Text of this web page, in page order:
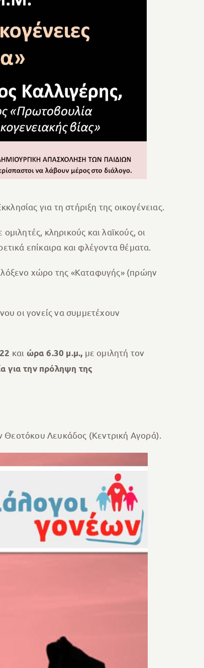
για τη στήριξη της οικογένειας.
κληρικούς και λαϊκούς, οι
επίκαιρα και φλέγοντα θέματα.
χώρο της «Καταφυγής» (πρώην
οι γονείς να συμμετέχουν
και ώρα 6.30 μ.μ., με ομιλητή τον
για την πρόληψη της
Θεοτόκου Λευκάδος (Κεντρική Αγορά).